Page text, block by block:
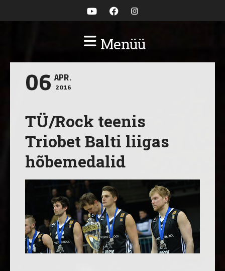
Menüü
06 APR.
2016
TÜ/Rock teenis
Triobet Balti liigas
hõbemedalid